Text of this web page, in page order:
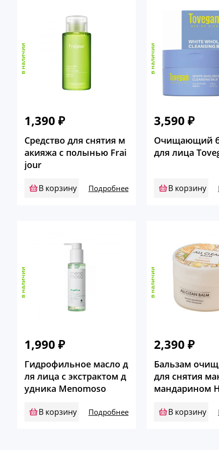
1,390 ₽
в наличии
Средство для снятия м
акияжа с полынью Frai
jour
В корзину Подробнее
3,590₽
в наличии
Очищающий
для лица
В корзину
1,990 ₽
в наличии
Гидрофильное масло д
ля лица c экстрактом д
удника Menomoso
В корзину Подробнее
2,390₽
в наличии
Бальзам
для снятия
мандарином
В корзину